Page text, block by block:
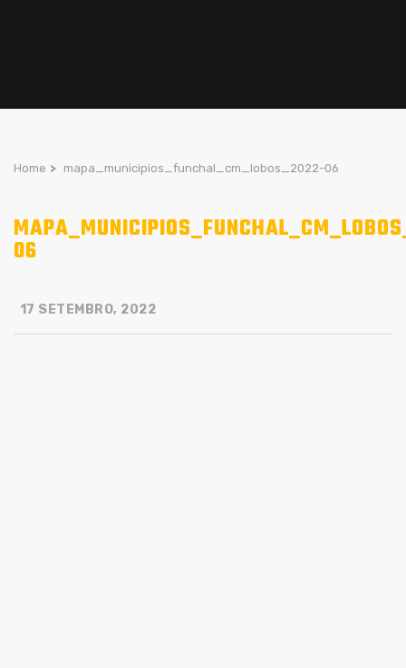
Home > mapa_municipios_funchal_cm_lobos_2022-06
06
17 SETEMBRO, 2022